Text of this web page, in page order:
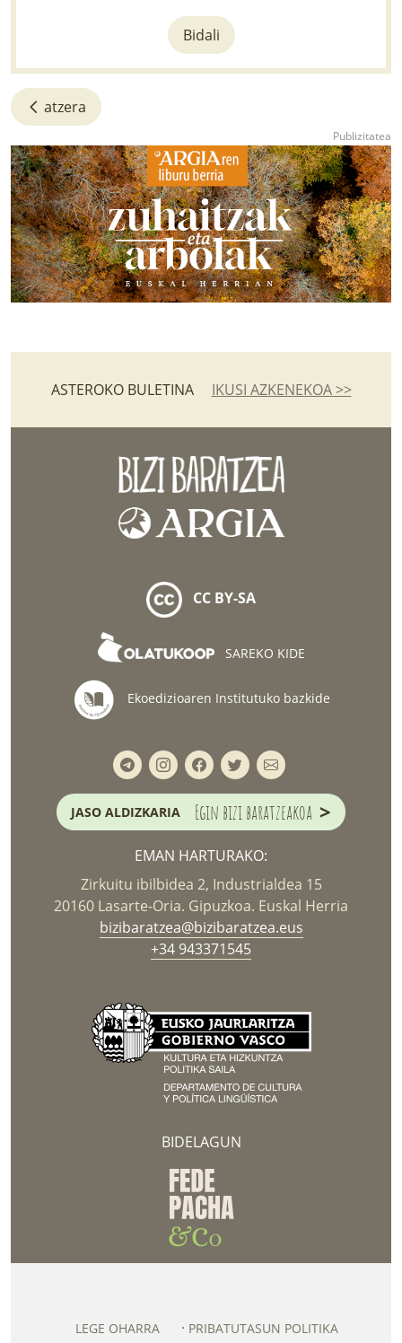
Bidali
atzera
ASTEROKO BULETINA IKUSI AZKENEKOA >>
CC BY-SA
SAREKO KIDE
Ekoedizioaren Institutuko bazkide
JASO ALDIZKARIA Egin bizi baratzeakoa >
EMAN HARTURAKO:
Zirkuitu ibilbidea 2, Industrialdea 15
20160 Lasarte-Oria. Gipuzkoa. Euskal Herria
bizibaratzea@bizibaratzea.eus
+34 943371545
BIDELAGUN
LEGE OHARRA
PRIBATUTASUN POLITIKA